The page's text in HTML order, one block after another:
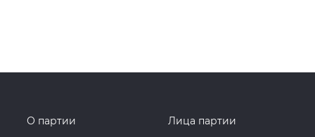
О партии
Лица партии